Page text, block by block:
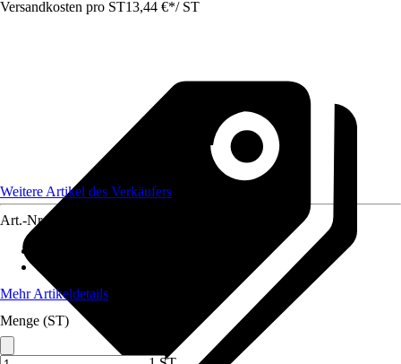
Versandkosten pro ST13,44 €*/ ST
Weitere Artikel des Verkäufers
Art.-Nr.
Oberfläche Stiel
Mehr Artikeldetails
Menge (ST)